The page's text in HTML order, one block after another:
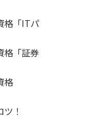
格「ITパ
格「証券
格
！